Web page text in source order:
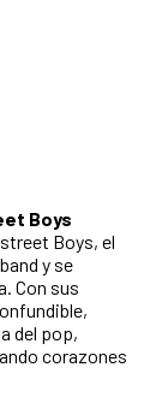
Boys
Boys, el
y se
Con sus
del pop,
corazones